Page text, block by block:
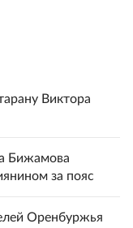
Виктора
Бижамова
за пояс
Оренбуржья